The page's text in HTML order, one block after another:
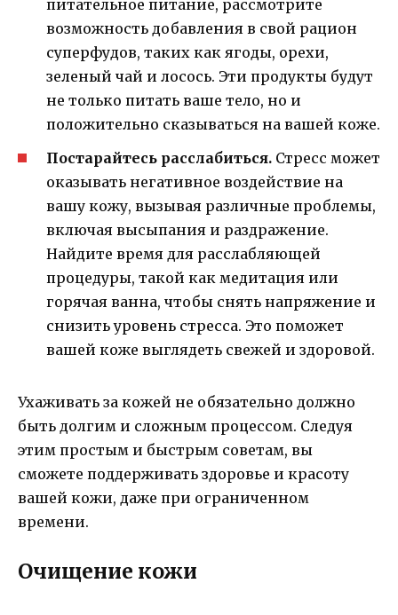
питательное питание, рассмотрите
возможность добавления в свой рацион
суперфудов, таких как ягоды, орехи,
зеленый чай и лосось. Эти продукты будут
не только питать ваше тело, но и
положительно сказываться на вашей коже.
Постарайтесь расслабиться. Стресс может
оказывать негативное воздействие на
вашу кожу, вызывая различные проблемы,
включая высыпания и раздражение.
Найдите время для расслабляющей
процедуры, такой как медитация или
горячая ванна, чтобы снять напряжение и
снизить уровень стресса. Это поможет
вашей коже выглядеть свежей и здоровой.
Ухаживать за кожей не обязательно должно
быть долгим и сложным процессом. Следуя
этим простым и быстрым советам, вы
сможете поддерживать здоровье и красоту
вашей кожи, даже при ограниченном
времени.
Очищение кожи